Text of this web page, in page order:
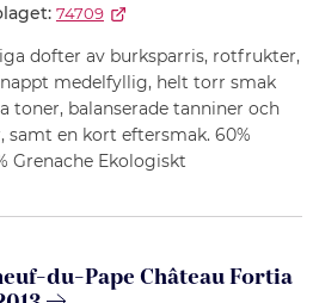
74709
dofter av burksparris, rotfrukter,
medelfyllig, helt torr smak
toner, balanserade tanniner och
samt en kort eftersmak. 60%
Grenache Ekologiskt
du-Pape Château Fortia